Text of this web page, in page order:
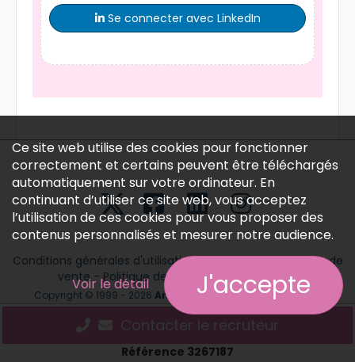
Se connecter avec LinkedIn
Contacter le recruteur
Référence 3267187
Conditions générales d'utilisation-Conditions générales de
vente -Politique des données personnelles
Copyright © 1999 - 2026 Annonces médicalestous droits
réservés.
Ce site web utilise des cookies pour fonctionner
correctement et certains peuvent être téléchargés
automatiquement sur votre ordinateur. En
continuant d’utiliser ce site web, vous acceptez
l’utilisation de ces cookies pour vous proposer des
contenus personnalisés et mesurer notre audience.
Voir le détail J'accepte